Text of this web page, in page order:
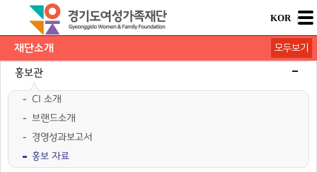
KOR
재단소개
대표이사 인사
미션과 비전
연혁
홍보관
CI 소개
브랜드소개
경영성과보고서
홍보 자료
모두보기